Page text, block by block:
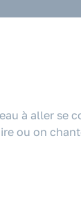
à aller
ou on